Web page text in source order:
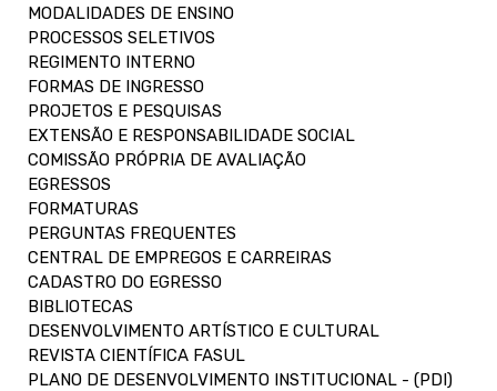
MODALIDADES DE ENSINO
PROCESSOS SELETIVOS
REGIMENTO INTERNO
FORMAS DE INGRESSO
PROJETOS E PESQUISAS
EXTENSÃO E RESPONSABILIDADE SOCIAL
COMISSÃO PRÓPRIA DE AVALIAÇÃO
EGRESSOS
FORMATURAS
PERGUNTAS FREQUENTES
CENTRAL DE EMPREGOS E CARREIRAS
CADASTRO DO EGRESSO
BIBLIOTECAS
DESENVOLVIMENTO ARTÍSTICO E CULTURAL
REVISTA CIENTÍFICA FASUL
PLANO DE DESENVOLVIMENTO INSTITUCIONAL - (PDI)